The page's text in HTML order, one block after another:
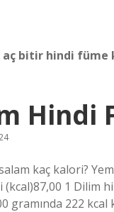
aç bitir hindi füme
Hindi
kaç kalori?
(kcal)87,00 1 Dilim
gramında 222